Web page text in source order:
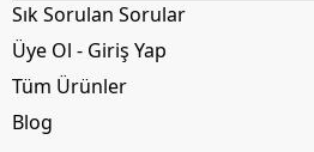
Sık Sorulan Sorular
Üye Ol - Giriş Yap
Tüm Ürünler
Blog